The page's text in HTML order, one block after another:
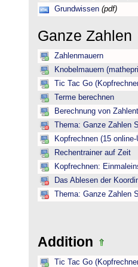
Grundwissen (pdf)
Ganze Zahlen
Zahlenmauern
Knobelmauern
Tic Tac Go
Terme berechnen
Berechnung von
Thema: Ganze Zahlen
Kopfrechnen (15 online-
Rechentrainer auf Zeit
Kopfrechnen:
Das Ablesen der
Thema: Ganze Zahlen
Addition
Tic Tac Go